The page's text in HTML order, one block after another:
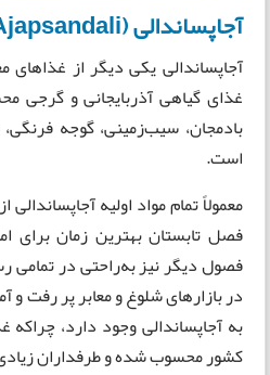
آجاپساندالی (Ajapsandali)
آجاپساندالی یکی دیگر از
غذای گیاهی آذربایجانی و گرجی
بادمجان، سیب‌زمینی، گوجه
است.
معمولاً تمام مواد اولیه
فصل تابستان بهترین زمان برای
فصول دیگر نیز به‌راحتی در
در بازارهای شلوغ و معابر پر رفت
به آجاپساندالی وجود دارد،
کشور محسوب شده و طرفداران